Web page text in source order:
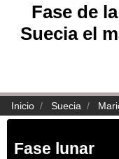
Fase de
Suecia el
Inicio Suecia
Fase lunar